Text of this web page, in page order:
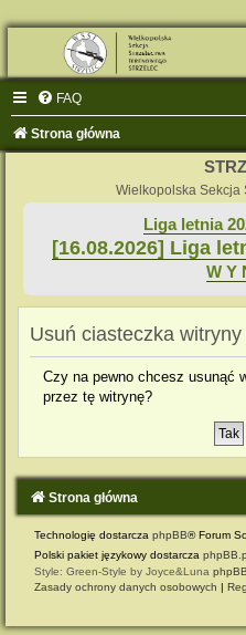
FAQ
Strona główna
Wielkopolska Sekcja
Liga letnia
[16.08.2026] Liga
W Y
Usuń ciasteczka witryny
Czy na pewno chcesz usunąć
przez tę witrynę?
Strona główna
Technologię dostarcza phpBB® Forum
Polski pakiet językowy dostarcza
Style: Green-Style by Joyce&Luna
Zasady ochrony danych osobowych |